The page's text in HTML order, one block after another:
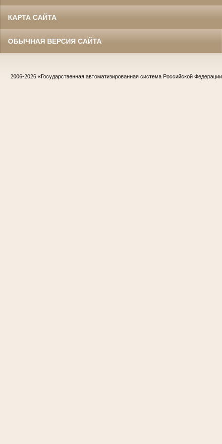
КАРТА САЙТА
ОБЫЧНАЯ ВЕРСИЯ САЙТА
2006-2026 «Государственная автоматизированная система Российской